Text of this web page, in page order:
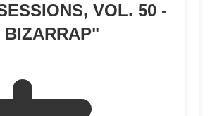
VOL. 50 -
BIZARRAP"